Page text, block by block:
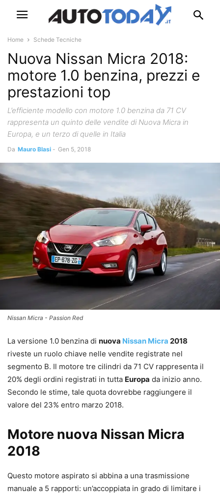
Home Schede Tecniche
Nuova Nissan Micra 2018:
motore 1.0 benzina, prezzi e
prestazioni top
L’efficiente modello con motore 1.0 benzina da 71 CV
rappresenta un quinto delle vendite di Nuova Micra in
Europa, e un terzo di quelle in Italia
Da Mauro Blasi - Gen 5, 2018
Nissan Micra - Passion Red
La versione 1.0 benzina di nuova Nissan Micra 2018
riveste un ruolo chiave nelle vendite registrate nel
segmento B. Il motore tre cilindri da 71 CV rappresenta il
20% degli ordini registrati in tutta Europa da inizio anno.
Secondo le stime, tale quota dovrebbe raggiungere il
valore del 23% entro marzo 2018.
Motore nuova Nissan Micra
2018
Questo motore aspirato si abbina a una trasmissione
manuale a 5 rapporti: un’accoppiata in grado di limitare i